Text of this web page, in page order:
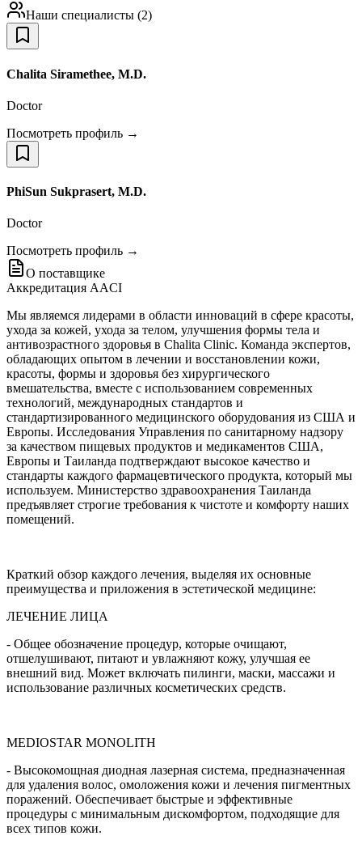
Наши специалисты (2)
Chalita Siramethee, M.D.
Doctor
Посмотреть профиль →
PhiSun Sukprasert, M.D.
Doctor
Посмотреть профиль →
О поставщике
Аккредитация AACI
Мы являемся лидерами в области инноваций в сфере красоты,
ухода за кожей, ухода за телом, улучшения формы тела и
антивозрастного здоровья в Chalita Clinic. Команда экспертов,
обладающих опытом в лечении и восстановлении кожи,
красоты, формы и здоровья без хирургического
вмешательства, вместе с использованием современных
технологий, международных стандартов и
стандартизированного медицинского оборудования из США и
Европы. Исследования Управления по санитарному надзору
за качеством пищевых продуктов и медикаментов США,
Европы и Таиланда подтверждают высокое качество и
стандарты каждого фармацевтического продукта, который мы
используем. Министерство здравоохранения Таиланда
предъявляет строгие требования к чистоте и комфорту наших
помещений.
Краткий обзор каждого лечения, выделяя их основные
преимущества и приложения в эстетической медицине:
ЛЕЧЕНИЕ ЛИЦА
- Общее обозначение процедур, которые очищают,
отшелушивают, питают и увлажняют кожу, улучшая ее
внешний вид. Может включать пилинги, маски, массажи и
использование различных косметических средств.
MEDIOSTAR MONOLITH
- Высокомощная диодная лазерная система, предназначенная
для удаления волос, омоложения кожи и лечения пигментных
поражений. Обеспечивает быстрые и эффективные
процедуры с минимальным дискомфортом, подходящие для
всех типов кожи.